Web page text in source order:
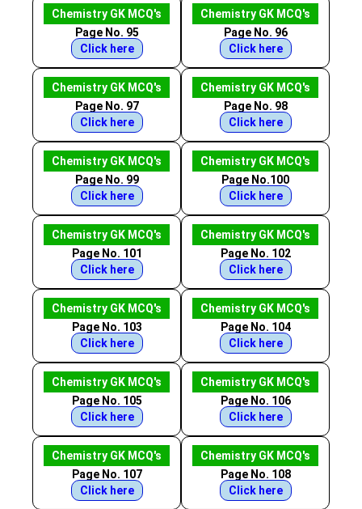
Chemistry GK MCQ's
Page No. 95
Click here
Chemistry GK MCQ's
Page No. 96
Click here
Chemistry GK MCQ's
Page No. 97
Click here
Chemistry GK MCQ's
Page No. 98
Click here
Chemistry GK MCQ's
Page No. 99
Click here
Chemistry GK MCQ's
Page No.100
Click here
Chemistry GK MCQ's
Page No. 101
Click here
Chemistry GK MCQ's
Page No. 102
Click here
Chemistry GK MCQ's
Page No. 103
Click here
Chemistry GK MCQ's
Page No. 104
Click here
Chemistry GK MCQ's
Page No. 105
Click here
Chemistry GK MCQ's
Page No. 106
Click here
Chemistry GK MCQ's
Page No. 107
Click here
Chemistry GK MCQ's
Page No. 108
Click here